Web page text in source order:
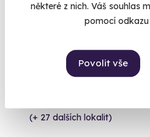
některé z nich. Váš souhlas
pomocí
Povolit vše
Zážitková střelba:
(+ 27 dalších lokalit)